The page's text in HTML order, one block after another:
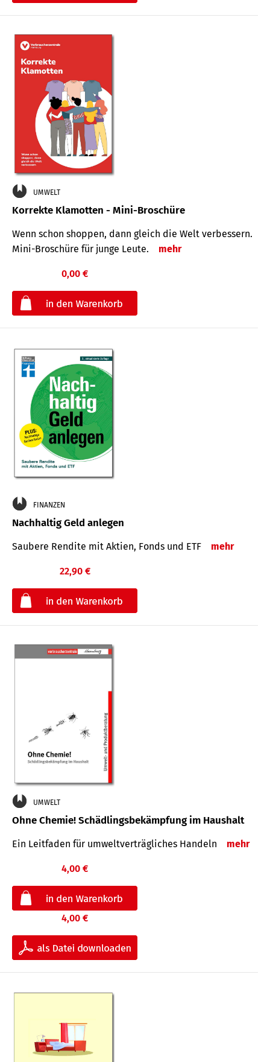
UMWELT
Korrekte Klamotten - Mini-Broschüre
Wenn schon shoppen, dann gleich die Welt verbessern.
Mini-Broschüre für junge Leute.
mehr
0,00 €
FINANZEN
Nachhaltig Geld anlegen
Saubere Rendite mit Aktien, Fonds und ETF mehr
22,90 €
UMWELT
Ohne Chemie! Schädlingsbekämpfung im Haushalt
Ein Leitfaden für um­welt­ver­träg­liches Han­deln mehr
4,00 €
4,00 €